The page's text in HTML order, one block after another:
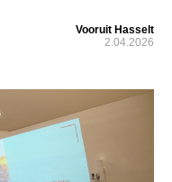
Vooruit Hasselt
2.04.2026